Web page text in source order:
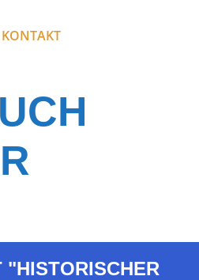
KONTAKT
"HISTORISCHER